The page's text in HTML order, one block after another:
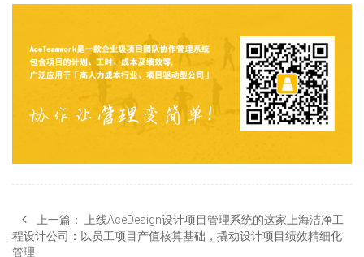
上一篇：
上线AceDesign设计项目管理系统的这家上海洁净工
程设计公司：以员工项目产值核算基础，撬动设计项目绩效精细化
管理